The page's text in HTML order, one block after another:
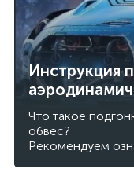
Инструкция
Что такое
обвес?
Рекомендуем